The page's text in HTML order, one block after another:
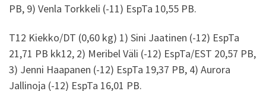
PB, 9) Venla Torkkeli (-11) EspTa 10,55 PB.
T12 Kiekko/DT (0,60 kg) 1) Sini Jaatinen (-12) EspTa
21,71 PB kk12, 2) Meribel Väli (-12) EspTa/EST 20,57 PB,
3) Jenni Haapanen (-12) EspTa 19,37 PB, 4) Aurora
Jallinoja (-12) EspTa 16,01 PB.